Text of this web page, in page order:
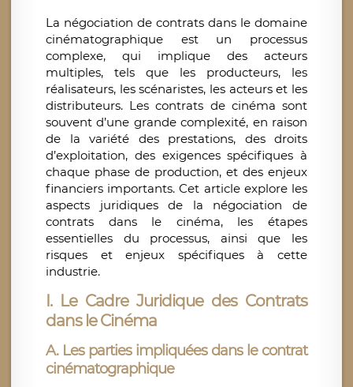
La négociation de contrats dans le domaine
cinématographique est un processus
complexe, qui implique des acteurs
multiples, tels que les producteurs, les
réalisateurs, les scénaristes, les acteurs et les
distributeurs. Les contrats de cinéma sont
souvent d’une grande complexité, en raison
de la variété des prestations, des droits
d’exploitation, des exigences spécifiques à
chaque phase de production, et des enjeux
financiers importants. Cet article explore les
aspects juridiques de la négociation de
contrats dans le cinéma, les étapes
essentielles du processus, ainsi que les
risques et enjeux spécifiques à cette
industrie.
I. Le Cadre Juridique des Contrats
dans le Cinéma
A. Les parties impliquées dans le contrat
cinématographique